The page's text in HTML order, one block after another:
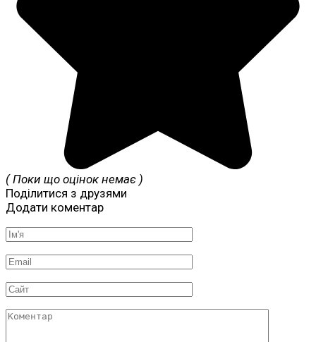
( Поки що оцінок немає )
Поділитися з друзями
Додати коментар
Ім'я
*
Email
*
Сайт
Коментар